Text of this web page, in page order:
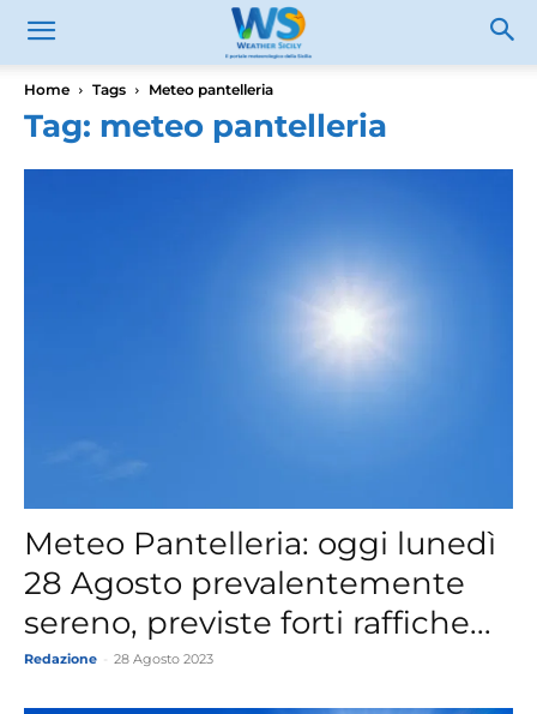
Home Tags Meteo pantelleria
Tag: meteo pantelleria
Meteo Pantelleria: oggi lunedì
28 Agosto prevalentemente
sereno, previste forti raffiche...
Redazione 28 Agosto 2023